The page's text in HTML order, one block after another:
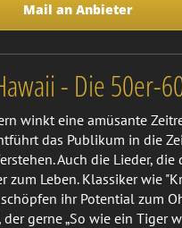
Mail an Anbieter
- Die 50er-
winkt eine amüsante
das Publikum in die
Auch die Lieder,
zum Leben. Klassiker wie
ihr Potential zum
gerne „So wie ein Tiger